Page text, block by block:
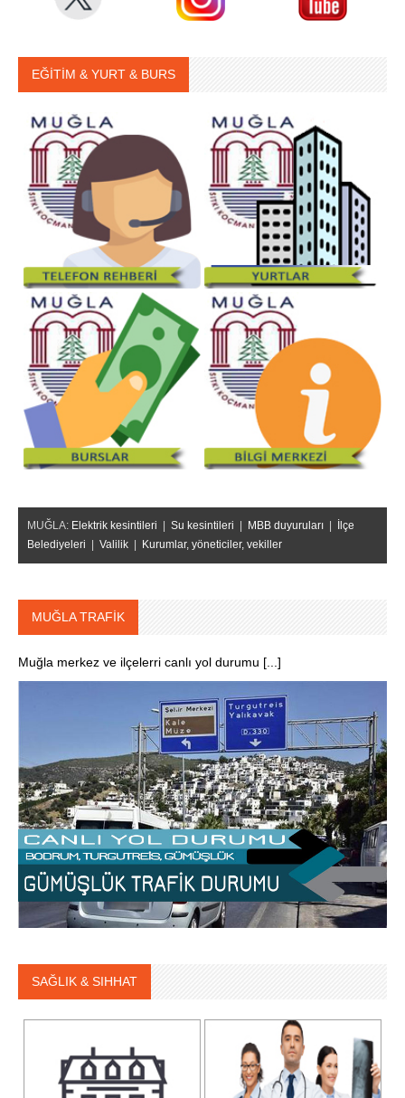
EĞİTİM & YURT & BURS
MUĞLA: Elektrik kesintileri Su kesintileri MBB duyuruları
İlçe
Belediyeleri
Valilik Kurumlar, yöneticiler, vekiller
MUĞLA TRAFİK
Muğla merkez ve ilçelerri canlı yol durumu [...]
SAĞLIK & SIHHAT